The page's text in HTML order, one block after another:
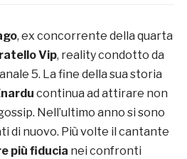
, ex concorrente della quarta
Vip, reality condotto da
5. La fine della sua storia
continua ad attirare non
Nell’ultimo anno si sono
di nuovo. Più volte il cantante
più fiducia nei confronti